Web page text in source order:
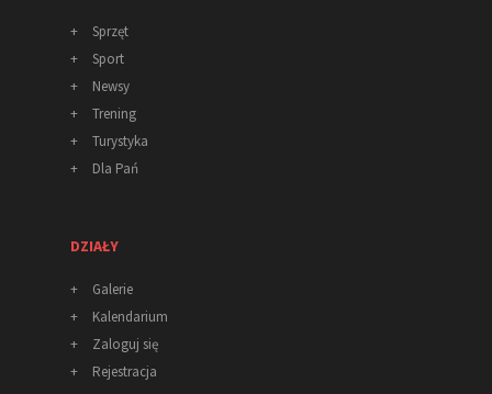
+
Sprzęt
+
Sport
+
Newsy
+
Trening
+
Turystyka
+
Dla Pań
DZIAŁY
+
Galerie
+
Kalendarium
+
Zaloguj się
+
Rejestracja